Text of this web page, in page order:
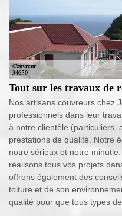
Tout sur les travaux de
Nos artisans couvreurs chez
professionnels dans leur
à notre clientèle (particuliers,
prestations de qualité. Notre
notre sérieux et notre
réalisons tous vos projets
offrons également des
toiture et de son
qualité pour que tous types